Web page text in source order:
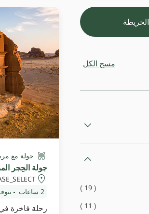
الخريطة
مسح الكل
(
19
)
(
11
)
جولة مع
جولة الحِجر
2 ساعات
رحلة فاخرة